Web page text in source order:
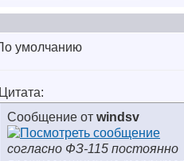
Цитата:
Сообщение от windsv
согласно ФЗ-115 постоянно